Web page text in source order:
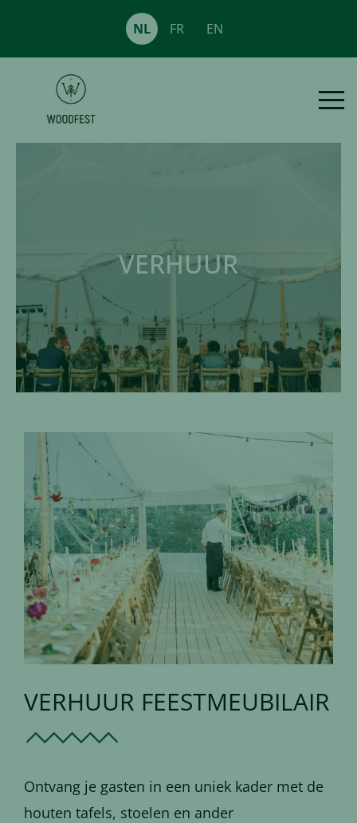
NL / FR / EN
VERHUUR
VERHUUR FEESTMEUBILAIR
Ontvang je gasten in een uniek kader met de
houten tafels, stoelen en ander